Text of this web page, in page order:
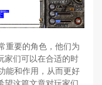
重要的角色，他们为
家们可以在合适的时
能和作用，从而更好
望这篇文章对玩家们